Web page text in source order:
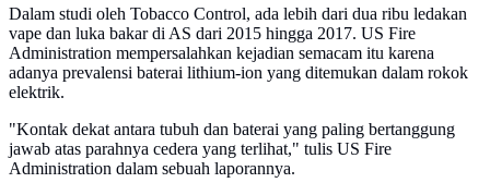
Dalam studi oleh Tobacco Control, ada lebih dari dua ribu ledakan
vape dan luka bakar di AS dari 2015 hingga 2017. US Fire
Administration mempersalahkan kejadian semacam itu karena
adanya prevalensi baterai lithium-ion yang ditemukan dalam rokok
elektrik.
"Kontak dekat antara tubuh dan baterai yang paling bertanggung
jawab atas parahnya cedera yang terlihat," tulis US Fire
Administration dalam sebuah laporannya.